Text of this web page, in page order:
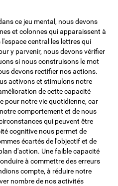
ce jeu mental, nous devons
et colonnes qui apparaissent à
central les lettres qui
y parvenir, nous devons vérifier
si nous construisons le mot
devons rectifier nos actions.
activons et stimulons notre
de cette capacité
pour notre vie quotidienne, car
comportement et de nous
qui peuvent être
cognitive nous permet de
écartés de l'objectif et de
d'action. Une faible capacité
à commettre des erreurs
compte, à réduire notre
nombre de nos activités